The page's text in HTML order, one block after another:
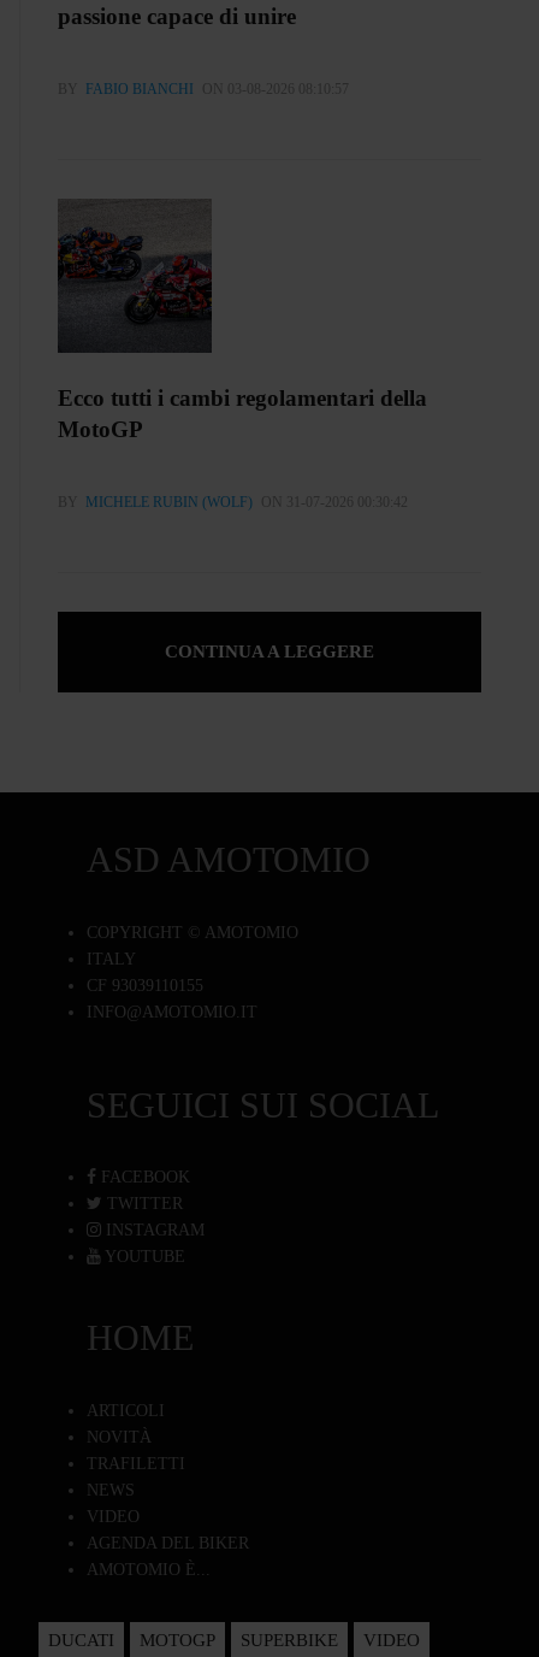
passione capace di unire
BY FABIO BIANCHI ON 03-08-2026 08:10:57
Ecco tutti i cambi regolamentari della
MotoGP
BY MICHELE RUBIN (WOLF) ON 31-07-2026 00:30:42
CONTINUA A LEGGERE
ASD AMOTOMIO
COPYRIGHT © AMOTOMIO
ITALY
CF 93039110155
INFO@AMOTOMIO.IT
SEGUICI SUI SOCIAL
FACEBOOK
TWITTER
INSTAGRAM
YOUTUBE
HOME
ARTICOLI
NOVITÀ
TRAFILETTI
NEWS
VIDEO
AGENDA DEL BIKER
AMOTOMIO È...
DUCATI MOTOGP SUPERBIKE VIDEO